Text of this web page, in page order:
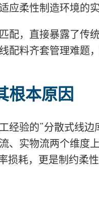
应柔性制造环境的实
配， 直接暴露了传
配料齐套管理难题，
根本原因
经验的“分散式线边
、实物流两个维度
损耗，更是制约柔